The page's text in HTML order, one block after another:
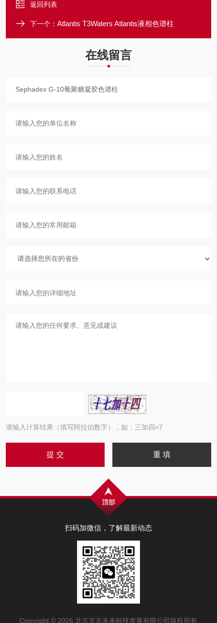
返回列表
下一个： Atlantis T3Waters Atlantis液相色谱柱
在线留言
请输入计算结果（填写阿拉伯数字），如：三加四=7
扫码加微信，了解最新动态
Copyright © 2026 北京京京未来科技发展有限公司版权所有